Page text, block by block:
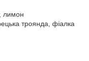
лимон
троянда, фіалка